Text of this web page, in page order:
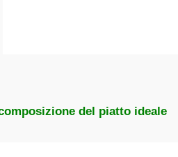
del piatto ideale